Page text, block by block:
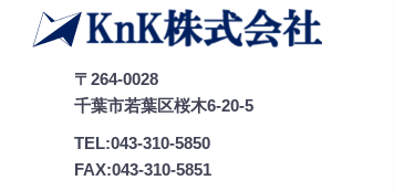
〒264-0028
千葉市若葉区桜木6-20-5
TEL:043-310-5850
FAX:043-310-5851